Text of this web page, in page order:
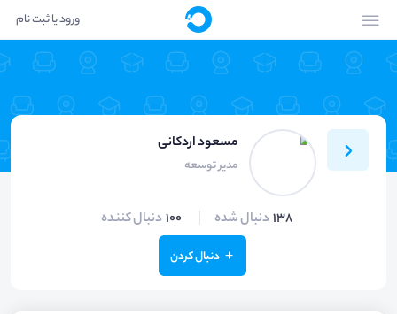
ورود یا ثبت نام
مسعود اردکانی
مدیر توسعه
138 دنبال شده 100 دنبال کننده
دنبال کردن